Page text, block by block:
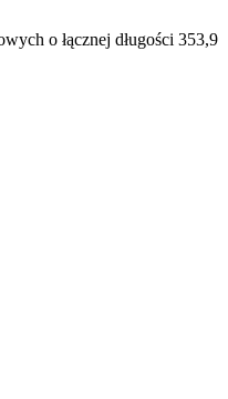
o łącznej długości 353,9